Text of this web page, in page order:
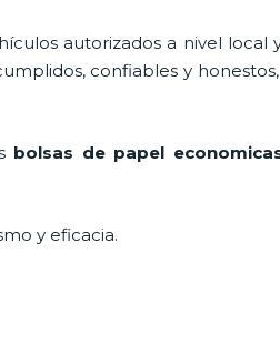
autorizados a nivel
confiables y
bolsas de papel
y eficacia.